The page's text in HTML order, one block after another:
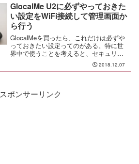
GlocalMe U2に必ずやっておきた
い設定をWiFi接続して管理画面か
ら行う
GlocalMeを買ったら、これだけは必ずや
っておきたい設定ってのがある。特に世
界中で使うことを考えると、セキュリテ
ィ面はしっかりやっておきたいところ。
見知らぬ土地で、トラブルに巻き込まれ
2018.12.07
スポンサーリンク